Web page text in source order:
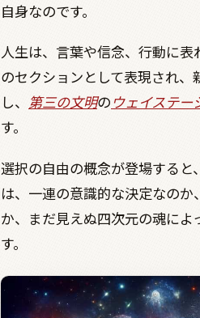
自身なのです。
人生は、言葉や信念、行動に
のセクションとして表現され
し、 第三の文明のウェイステー
す。
選択の自由の概念が登場すると
は、一連の意識的な決定なの
か、まだ見えぬ四次元の魂に
す。